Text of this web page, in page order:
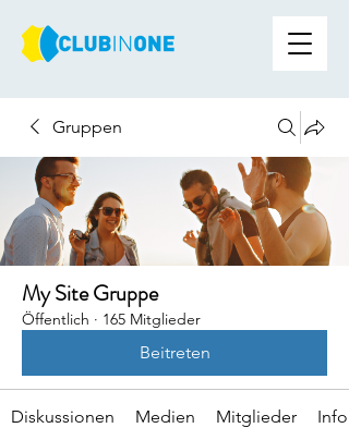
Gruppen
My Site Gruppe
Öffentlich · 165 Mitglieder
Beitreten
Diskussionen Medien Mitglieder Info